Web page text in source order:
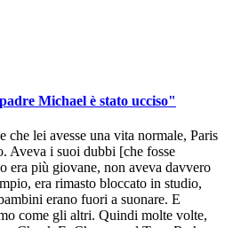
Michael è stato ucciso"
che lei avesse una vita normale, Paris
Aveva i suoi dubbi [che fosse
era più giovane, non aveva davvero
era rimasto bloccato in studio,
erano fuori a suonare. E
come gli altri. Quindi molte volte,